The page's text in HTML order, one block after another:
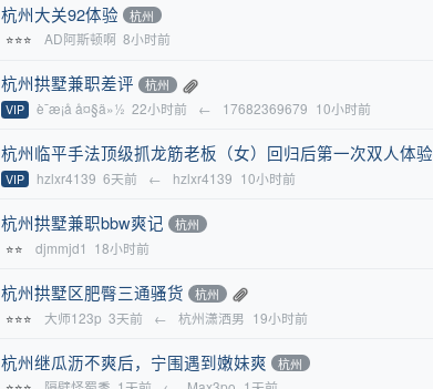
杭州大关92体验 杭州
⭐⭐⭐ AD阿斯顿啊 8小时前
杭州拱墅兼职差评 杭州
VIP è¯æ¡å å¤§ä»½ 22小时前 ← 17682369679 10小时前
杭州临平手法顶级抓龙筋老板（女）回归后第一次双人体验
VIP hzlxr4139 6天前 ← hzlxr4139 10小时前
杭州拱墅兼职bbw爽记 杭州
⭐⭐ djmmjd1 18小时前
杭州拱墅区肥臀三通骚货 杭州
⭐⭐⭐ 大师123p 3天前 ← 杭州潇洒男 19小时前
杭州继瓜沥不爽后，宁围遇到嫩妹爽 杭州